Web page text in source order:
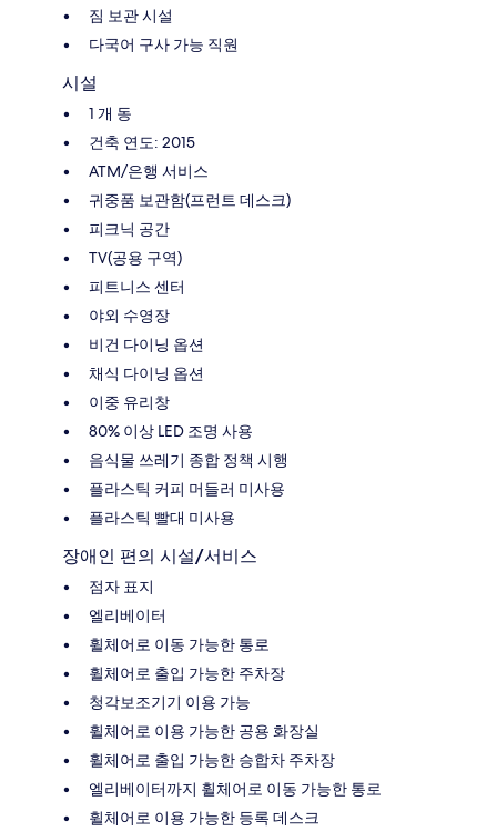
짐 보관 시설
다국어 구사 가능 직원
시설
1 개 동
건축 연도: 2015
ATM/은행 서비스
귀중품 보관함(프런트 데스크)
피크닉 공간
TV(공용 구역)
피트니스 센터
야외 수영장
비건 다이닝 옵션
채식 다이닝 옵션
이중 유리창
80% 이상 LED 조명 사용
음식물 쓰레기 종합 정책 시행
플라스틱 커피 머들러 미사용
플라스틱 빨대 미사용
장애인 편의 시설/서비스
점자 표지
엘리베이터
휠체어로 이동 가능한 통로
휠체어로 출입 가능한 주차장
청각보조기기 이용 가능
휠체어로 이용 가능한 공용 화장실
휠체어로 출입 가능한 승합차 주차장
엘리베이터까지 휠체어로 이동 가능한 통로
휠체어로 이용 가능한 등록 데스크